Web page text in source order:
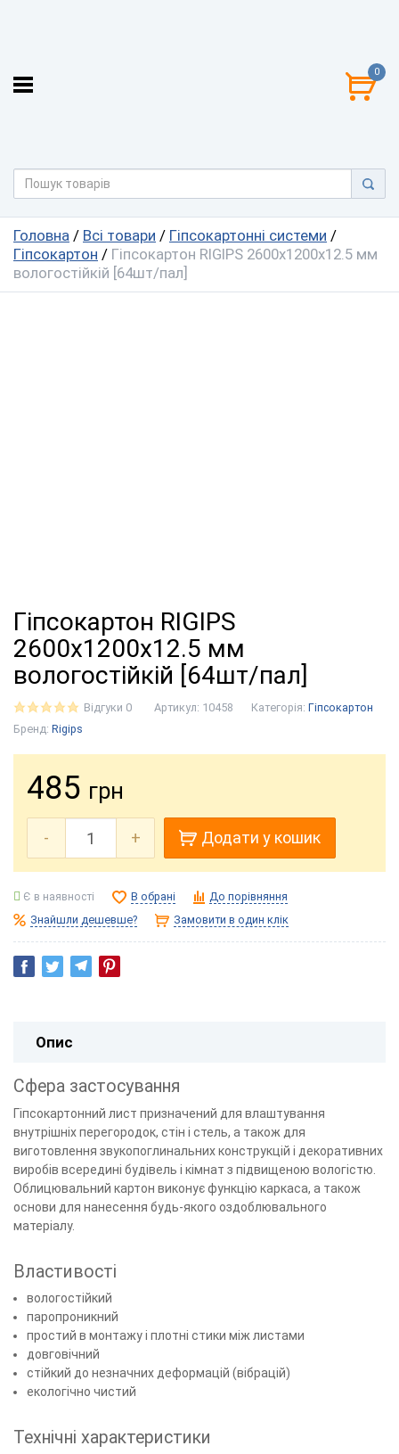
0
Головна / Всі товари / Гіпсокартонні системи /
Гіпсокартон / Гіпсокартон RIGIPS 2600х1200х12.5 мм
вологостійкій [64шт/пал]
Гіпсокартон RIGIPS
2600х1200х12.5 мм
вологостійкій [64шт/пал]
Відгуки 0 Артикул: 10458 Категорія: Гіпсокартон
Бренд: Rigips
485 грн
- + Додати у кошик
Є в наявності В обрані
До порівняння
Знайшли дешевше?
Замовити в один клік
Опис
Сфера застосування
Гіпсокартонний лист призначений для влаштування
внутрішніх перегородок, стін і стель, а також для
виготовлення звукопоглинальних конструкцій і декоративних
виробів всередині будівель і кімнат з підвищеною вологістю.
Облицювальний картон виконує функцію каркаса, а також
основи для нанесення будь-якого оздоблювального
матеріалу.
Властивості
вологостійкий
паропроникний
простий в монтажу і плотні стики між листами
довговічний
стійкий до незначних деформацій (вібрацій)
екологічно чистий
Технічні характеристики